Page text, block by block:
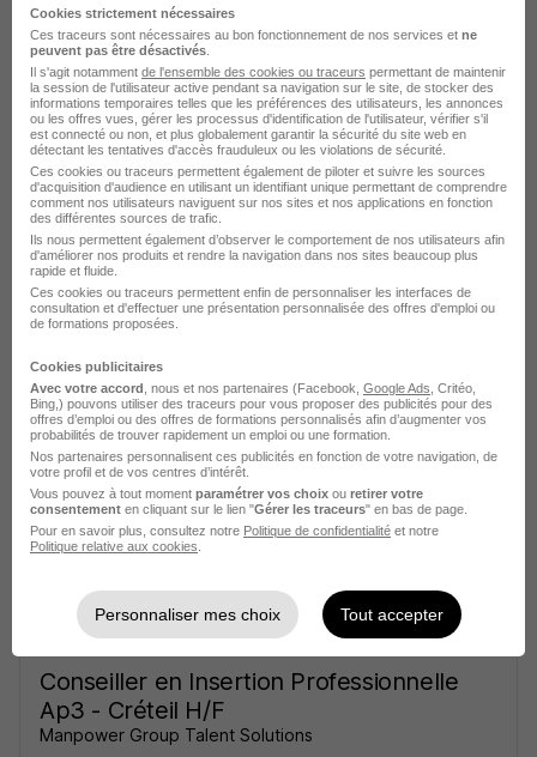
Chargé d'Insertion Social H/F
France terre d'asile
Versailles - 78 CDD 28 155 € / an
Voir l’offre
il y a 17 jours
Educateur Spécialisé H/F
Fondation OVE
Herblay-sur-Seine - 95 CDI 25 000 - 45 000 € / an
Voir l’offre
il y a 5 jours
Conseiller en Insertion Professionnelle
Ap3 - Créteil H/F
Manpower Group Talent Solutions
Cookies strictement nécessaires
Ces traceurs sont nécessaires au bon fonctionnement de nos services et ne
peuvent pas être désactivés
Il s'agit notamment de l'ensemble des cookies ou traceurs permettant de maintenir
la session de l'utilisateur active pendant sa navigation sur le site, de stocker des
informations temporaires telles que les préférences des utilisateurs, les annonces
ou les offres vues, gérer les processus d'identification de l'utilisateur, vérifier s'il
est connecté ou non, et plus globalement garantir la sécurité du site web en
détectant les tentatives d'accès frauduleux ou les violations de sécurité.
Ces cookies ou traceurs permettent également de piloter et suivre les sources
d'acquisition d'audience en utilisant un identifiant unique permettant de comprendre
comment nos utilisateurs naviguent sur nos sites et nos applications en fonction
des différentes sources de trafic.
Ils nous permettent également d’observer le comportement de nos utilisateurs afin
d'améliorer nos produits et rendre la navigation dans nos sites beaucoup plus
rapide et fluide.
Ces cookies ou traceurs permettent enfin de personnaliser les interfaces de
consultation et d'effectuer une présentation personnalisée des offres d'emploi ou
de formations proposées.
Cookies publicitaires
Avec votre accord , nous et nos partenaires (Facebook, Google Ads , Critéo,
Bing,) pouvons utiliser des traceurs pour vous proposer des publicités pour des
offres d’emploi ou des offres de formations personnalisés afin d’augmenter vos
probabilités de trouver rapidement un emploi ou une formation.
Nos partenaires personnalisent ces publicités en fonction de votre navigation, de
votre profil et de vos centres d’intérêt.
Vous pouvez à tout moment paramétrer vos choix ou retirer votre
consentement en cliquant sur le lien "Gérer les traceurs" en bas de page.
Pour en savoir plus, consultez notre Politique de confidentialité et notre
Politique relative aux cookies
Personnaliser mes choix Tout accepter